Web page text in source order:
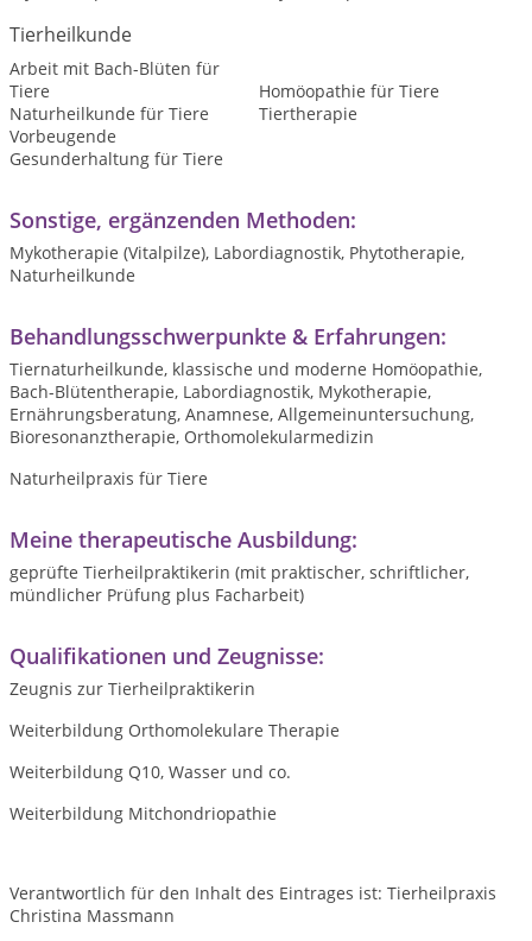
Tierheilkunde
Arbeit mit Bach-Blüten für
Tiere
Homöopathie für Tiere
Naturheilkunde für Tiere
Tiertherapie
Vorbeugende
Gesunderhaltung für Tiere
Sonstige, ergänzenden Methoden:
Mykotherapie (Vitalpilze), Labordiagnostik, Phytotherapie,
Naturheilkunde
Behandlungsschwerpunkte & Erfahrungen:
Tiernaturheilkunde, klassische und moderne Homöopathie,
Bach-Blütentherapie, Labordiagnostik, Mykotherapie,
Ernährungsberatung, Anamnese, Allgemeinuntersuchung,
Bioresonanztherapie, Orthomolekularmedizin
Naturheilpraxis für Tiere
Meine therapeutische Ausbildung:
geprüfte Tierheilpraktikerin (mit praktischer, schriftlicher,
mündlicher Prüfung plus Facharbeit)
Qualifikationen und Zeugnisse:
Zeugnis zur Tierheilpraktikerin
Weiterbildung Orthomolekulare Therapie
Weiterbildung Q10, Wasser und co.
Weiterbildung Mitchondriopathie
Verantwortlich für den Inhalt des Eintrages ist: Tierheilpraxis
Christina Massmann